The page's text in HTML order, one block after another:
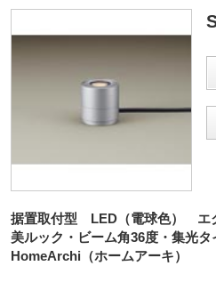
据置取付型 LED（電球色） エ
美ルック・ビーム角36度・集光
HomeArchi（ホームアーキ）